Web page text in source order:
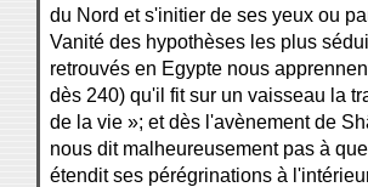
du Nord et s'initier de ses yeux ou
Vanité des hypothèses les plus
retrouvés en Egypte nous
dès 240) qu'il fit sur un vaisseau la
de la vie »; et dès l'avènement de
nous dit malheureusement pas à
étendit ses pérégrinations à